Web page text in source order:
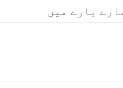
بارے میں